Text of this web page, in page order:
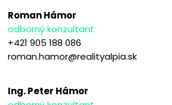
Roman Hámor
odborný konzultant
+421 905 188 086
roman.hamor@realityalpia.sk
Ing. Peter Hámor